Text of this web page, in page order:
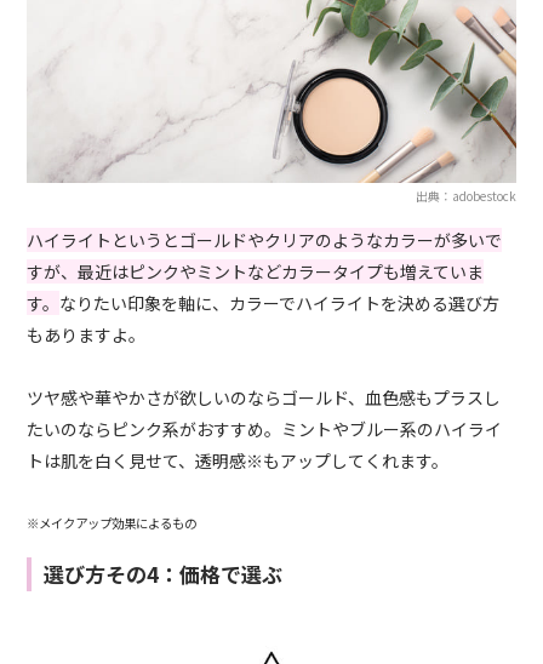
出典：adobestock
ハイライトというとゴールドやクリアのようなカラーが多いで
すが、最近はピンクやミントなどカラータイプも増えていま
す。 なりたい印象を軸に、カラーでハイライトを決める選び方
もありますよ。
ツヤ感や華やかさが欲しいのならゴールド、血色感もプラスし
たいのならピンク系がおすすめ。ミントやブルー系のハイライ
トは肌を白く見せて、透明感※もアップしてくれます。
※メイクアップ効果によるもの
選び方その4：価格で選ぶ